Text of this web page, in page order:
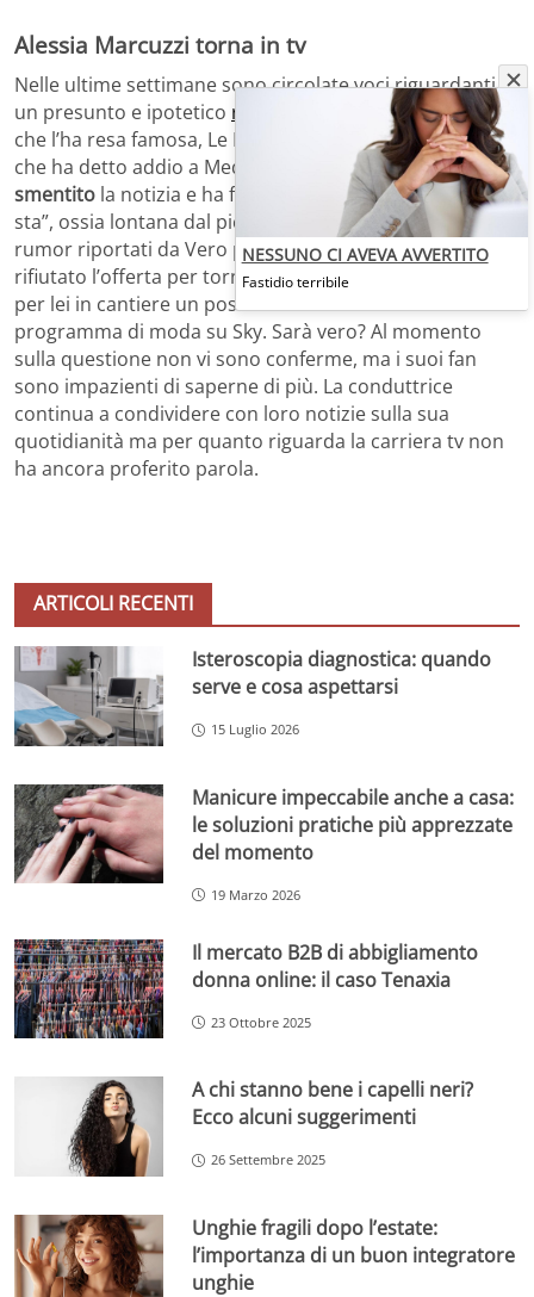
Alessia Marcuzzi torna in tv
Nelle ultime settimane sono circolate voci riguardanti
un presunto e ipotetico ritorno
della Marcuzzi allo show
che l’ha resa famosa, Le Iene. La stessa conduttrice –
che ha detto addio a Mediaset lo scorso giugno – ha
smentito la notizia e ha fatto sapere di “stare bene dove
sta”, ossia lontana dal piccolo schermo. Secondo i
rumor riportati da Vero però, la Marcuzzi potrebbe aver
rifiutato l’offerta per tornare alle Iene perché sarebbe
per lei in cantiere un posto alla conduzione di un
programma di moda su Sky. Sarà vero? Al momento
sulla questione non vi sono conferme, ma i suoi fan
sono impazienti di saperne di più. La conduttrice
continua a condividere con loro notizie sulla sua
quotidianità ma per quanto riguarda la carriera tv non
ha ancora proferito parola.
ARTICOLI RECENTI
Isteroscopia diagnostica: quando
serve e cosa aspettarsi
15 Luglio 2026
Manicure impeccabile anche a casa:
le soluzioni pratiche più apprezzate
del momento
19 Marzo 2026
Il mercato B2B di abbigliamento
donna online: il caso Tenaxia
23 Ottobre 2025
A chi stanno bene i capelli neri?
Ecco alcuni suggerimenti
26 Settembre 2025
Unghie fragili dopo l’estate:
l’importanza di un buon integratore
unghie
NESSUNO CI AVEVA AVVERTITO
Fastidio terribile